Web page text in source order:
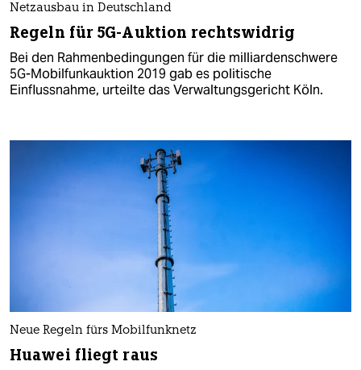
Netzausbau in Deutschland
Regeln für 5G-Auktion rechtswidrig
Bei den Rahmenbedingungen für die milliardenschwere
5G-Mobilfunkauktion 2019 gab es politische
Einflussnahme, urteilte das Verwaltungsgericht Köln.
Neue Regeln fürs Mobilfunknetz
Huawei fliegt raus